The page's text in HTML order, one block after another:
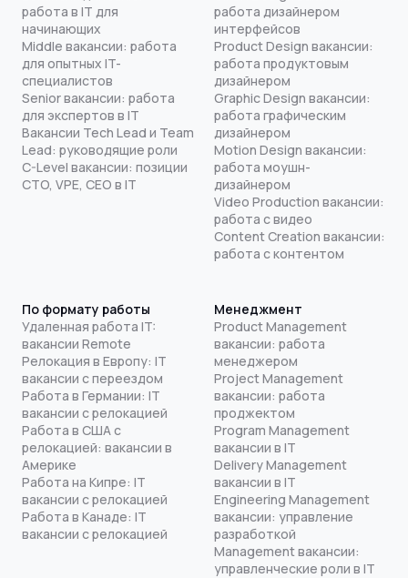
работа в IT для
начинающих
Middle вакансии: работа
для опытных IT-
специалистов
Senior вакансии: работа
для экспертов в IT
Вакансии Tech Lead и Team
Lead: руководящие роли
C-Level вакансии: позиции
CTO, VPE, CEO в IT
работа дизайнером
интерфейсов
Product Design вакансии:
работа продуктовым
дизайнером
Graphic Design вакансии:
работа графическим
дизайнером
Motion Design вакансии:
работа моушн-
дизайнером
Video Production вакансии:
работа с видео
Content Creation вакансии:
работа с контентом
По формату работы
Удаленная работа IT:
вакансии Remote
Релокация в Европу: IT
вакансии с переездом
Работа в Германии: IT
вакансии с релокацией
Работа в США с
релокацией: вакансии в
Америке
Работа на Кипре: IT
вакансии с релокацией
Работа в Канаде: IT
вакансии с релокацией
Менеджмент
Product Management
вакансии: работа
менеджером
Project Management
вакансии: работа
проджектом
Program Management
вакансии в IT
Delivery Management
вакансии в IT
Engineering Management
вакансии: управление
разработкой
Management вакансии:
управленческие роли в IT